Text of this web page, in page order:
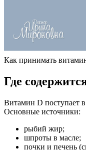
Как принимать
Где
Витамин D поступает
Основные источники:
рыбий жир;
шпроты в масле;
почки и печень